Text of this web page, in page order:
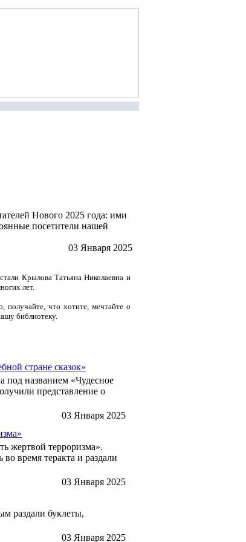
Нового 2025 года: ими
посетители нашей
03 Января 2025
Крылова Татьяна Николаевна и
лет.
получайте, что хотите, мечтайте о
библиотеку.
стране сказок»
под названием «Чудесное
представление о
03 Января 2025
жертвой терроризма».
время теракта и раздали
03 Января 2025
раздали буклеты,
03 Января 2025